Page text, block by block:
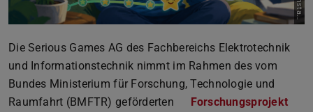
d
t
Die Serious Games AG des Fachbereichs Elektrotechnik
und Informationstechnik nimmt im Rahmen des vom
Bundes Ministerium für Forschung, Technologie und
Raumfahrt (BMFTR) geförderten
Forschungsprojekt